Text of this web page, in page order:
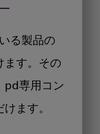
る製品の
ます。その
pd専用コン
ます。